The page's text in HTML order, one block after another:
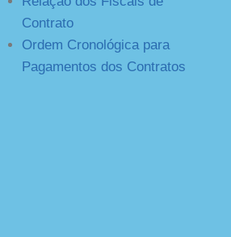
Contrato
Ordem Cronológica para
Pagamentos dos Contratos